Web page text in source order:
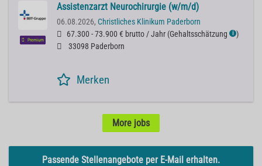
Premium
Assistenzarzt Neurochirurgie (w/m/d)
06.08.2026, Christliches Klinikum Paderborn
67.300 - 73.900 € brutto / Jahr (Gehaltsschätzung ℹ )
33098 Paderborn
Merken
More jobs
Passende Stellenangebote per E-Mail erhalten.